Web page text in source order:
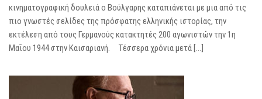
κινηματογραφική δουλειά ο Βούλγαρης καταπιάνεται με μια από τις
πιο γνωστές σελίδες της πρόσφατης ελληνικής ιστορίας, την
εκτέλεση από τους Γερμανούς κατακτητές 200 αγωνιστών την 1η
Μαΐου 1944 στην Καισαριανή. Τέσσερα χρόνια μετά […]